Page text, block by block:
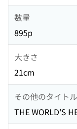
数量
895p
大きさ
21cm
その他のタイトル
THE WORLD'S